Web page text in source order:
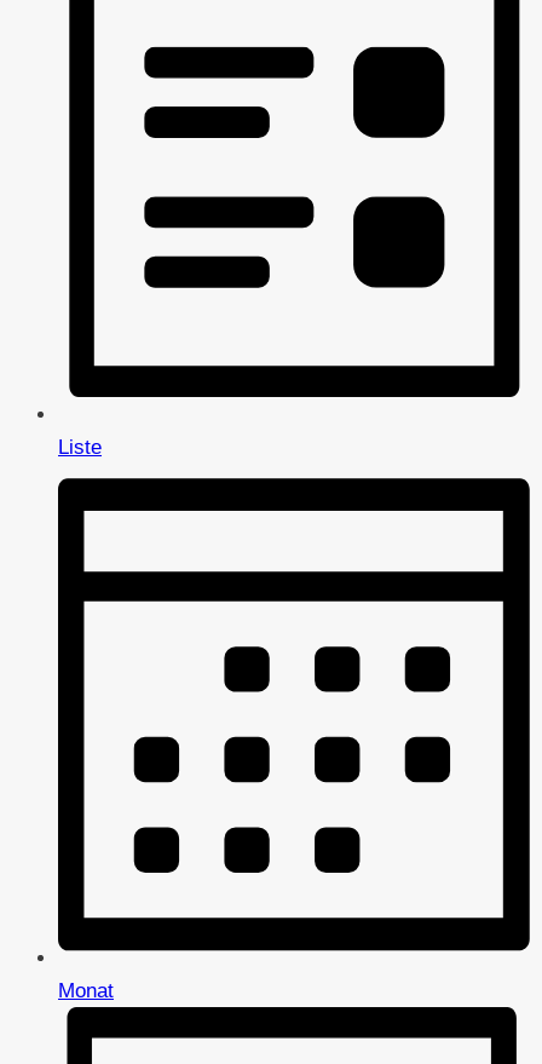
Liste
Monat